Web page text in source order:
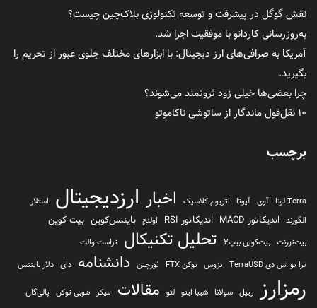
نقش گوگل در پیشرفت و توسعه تکنولوژی بلاک‌چین چیست؟
به‌روزرسانی کاردانو با موفقیت اجرا شد.
آمریکا به صرافی‌های ارز دیجیتال: با ابزارهای مختلف جلوی عبور از تحریم را
بگیرید.
چرا بعضی‌ها خیلی زود ثروتمند می‌شوند؟
۱۰ نقل‌قول ماندگار از ساتوشی ناکاموتو
برچسب
Terra لونا آوی آیوتا اتریوم کلاسیک اخبار ارزدیجیتال
استلار
الگورند اندیکاتور MACD اندیکاتور RSI اولنچ بایننس‌کوین بیت کوین
بیت‌تورنت بیت‌کوین بیپ2 تحلیل تکنیکال
تراست والت
ترا یو اس دی TerraUSD
تزوس توکن FTX ثورچین دانشنامه دای دلار بایننس
رمزارز ریپل سولانا شیبا اینو لئو مقالات میکر هوبی توکن پالی‌گان